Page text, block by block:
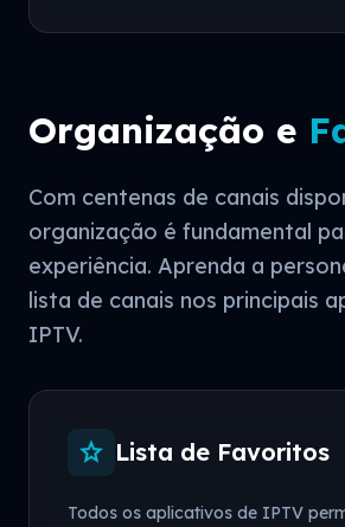
Organização e
Com centenas de canais
organização é fundamental
experiência. Aprenda a
lista de canais nos principais
IPTV.
star Lista de Favoritos
Todos os aplicativos de IPTV